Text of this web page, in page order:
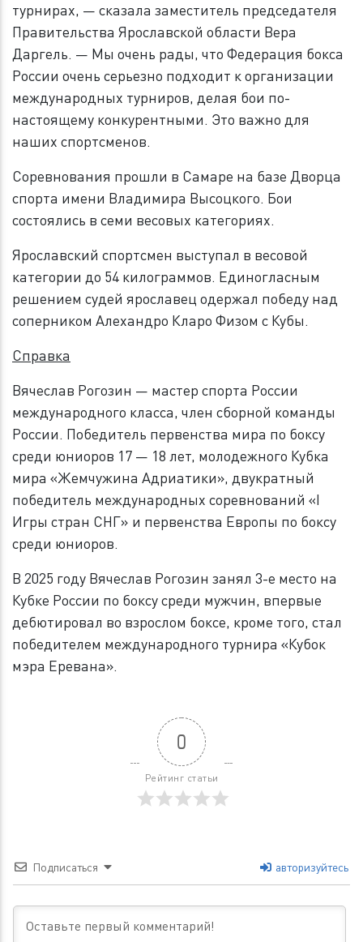
турнирах, — сказала заместитель председателя
Правительства Ярославской области Вера
Даргель. — Мы очень рады, что Федерация бокса
России очень серьезно подходит к организации
международных турниров, делая бои по-
настоящему конкурентными. Это важно для
наших спортсменов.
Соревнования прошли в Самаре на базе Дворца
спорта имени Владимира Высоцкого. Бои
состоялись в семи весовых категориях.
Ярославский спортсмен выступал в весовой
категории до 54 килограммов. Единогласным
решением судей ярославец одержал победу над
соперником Алехандро Кларо Физом с Кубы.
Справка
Вячеслав Рогозин — мастер спорта России
международного класса, член сборной команды
России. Победитель первенства мира по боксу
среди юниоров 17 — 18 лет, молодежного Кубка
мира «Жемчужина Адриатики», двукратный
победитель международных соревнований «I
Игры стран СНГ» и первенства Европы по боксу
среди юниоров.
В 2025 году Вячеслав Рогозин занял 3-е место на
Кубке России по боксу среди мужчин, впервые
дебютировал во взрослом боксе, кроме того, стал
победителем международного турнира «Кубок
мэра Еревана».
0
Рейтинг статьи
Подписаться авторизуйтесь